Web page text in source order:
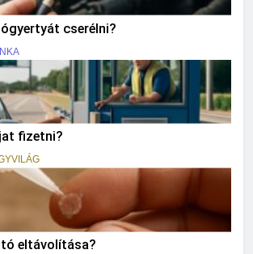
cserélni?
fizetni?
eltávolítása?